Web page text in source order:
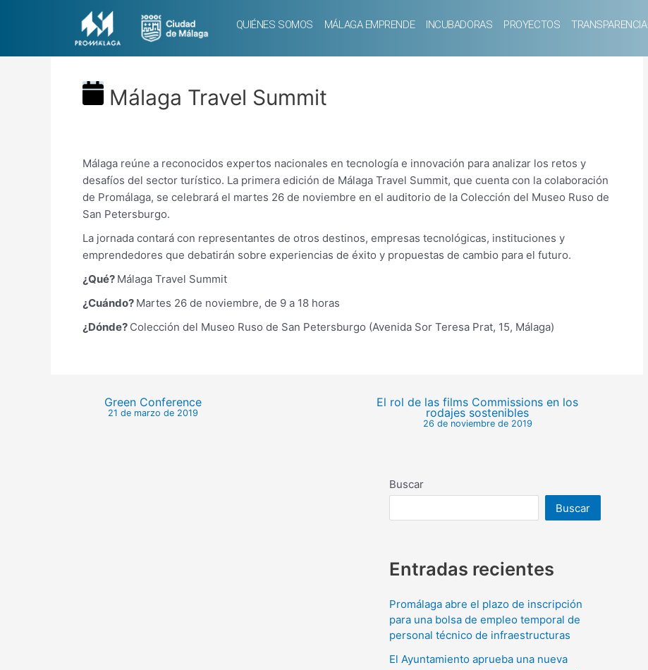
QUIÉNES SOMOS MÁLAGA EMPRENDE INCUBADORAS PROYECTOS TRANSPARENCIA
Málaga Travel Summit
Málaga reúne a reconocidos expertos nacionales en tecnología e innovación para analizar los retos y
desafíos del sector turístico. La primera edición de Málaga Travel Summit, que cuenta con la colaboración
de Promálaga, se celebrará el martes 26 de noviembre en el auditorio de la Colección del Museo Ruso de
San Petersburgo.
La jornada contará con representantes de otros destinos, empresas tecnológicas, instituciones y
emprendedores que debatirán sobre experiencias de éxito y propuestas de cambio para el futuro.
¿Qué? Málaga Travel Summit
¿Cuándo? Martes 26 de noviembre, de 9 a 18 horas
¿Dónde? Colección del Museo Ruso de San Petersburgo (Avenida Sor Teresa Prat, 15, Málaga)
Green Conference
21 de marzo de 2019
El rol de las films Commissions en los
rodajes sostenibles
26 de noviembre de 2019
Buscar
Buscar
Entradas recientes
Promálaga abre el plazo de inscripción
para una bolsa de empleo temporal de
personal técnico de infraestructuras
El Ayuntamiento aprueba una nueva